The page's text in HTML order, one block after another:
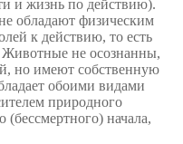
и жизнь по действию).
обладают физическим
к действию, то есть
не осознанны,
но имеют собственную
обоими видами
природного
(бессмертного) начала,